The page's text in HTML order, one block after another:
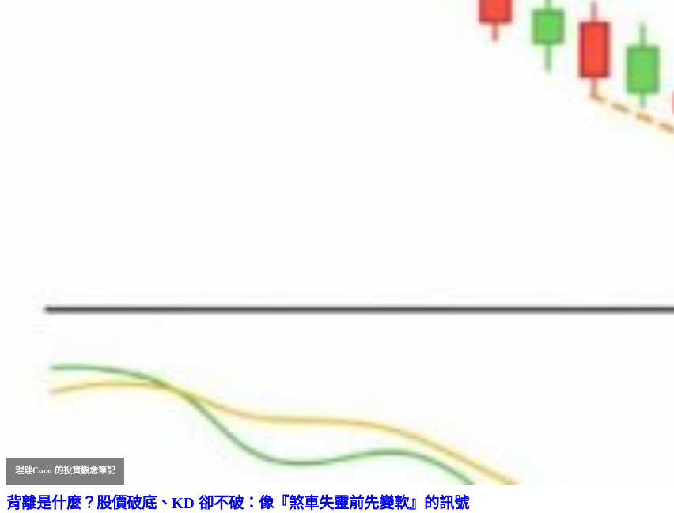
理理Coco 的投資觀念筆記
背離是什麼？股價破底、KD 卻不破：像『煞車失靈前先變軟』的訊號